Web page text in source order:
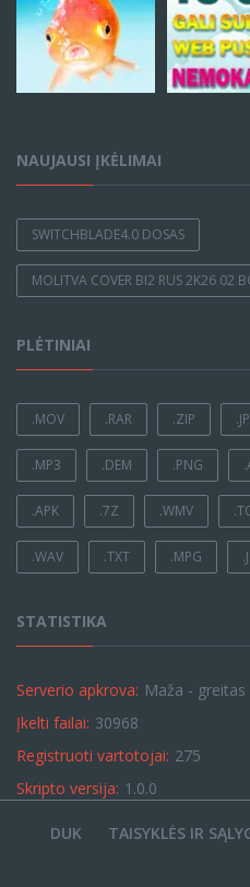
NAUJAUSI ĮKĖLIMAI
SWITCHBLADE4.0 DOSAS
MOLITVA COVER BI2 RUS 2K26 02
PLĖTINIAI
.MOV .RAR .ZIP
.MP3 .DEM .PNG
.APK .7Z .WMV
.WAV .TXT .MPG
STATISTIKA
Serverio apkrova: Maža - greitas
Įkelti failai: 30968
Registruoti vartotojai: 275
Skripto versija: 1.0.0
DUK TAISYKLĖS IR